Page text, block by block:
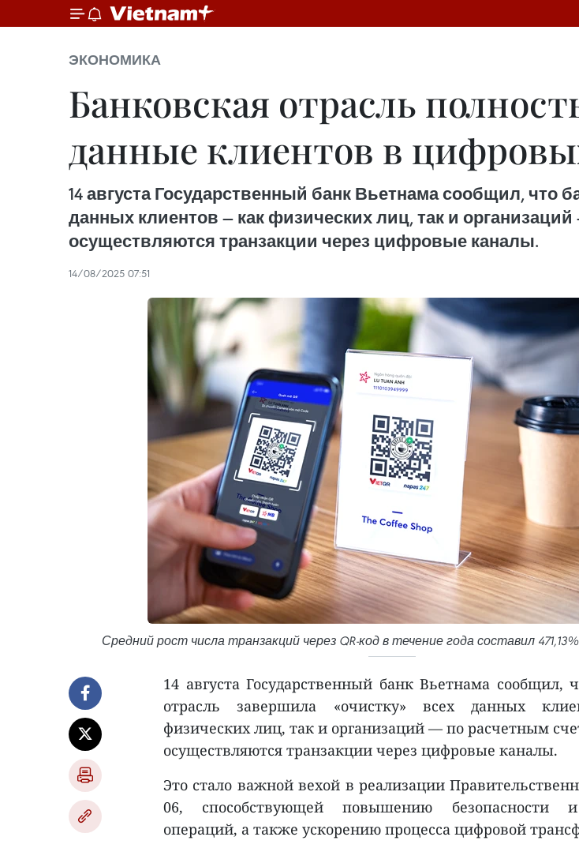
ЭКОНОМИКА
Банковская отрасль
данные клиентов в
14 августа Государственный банк Вьетнама сообщил, что
данных клиентов — как физических лиц, так и
осуществляются транзакции через цифровые каналы.
14/08/2025 07:51
Средний рост числа транзакций через QR-код в течение года составил
14 августа Государственный банк Вьетнама сообщил,
отрасль завершила «очистку» всех данных
физических лиц, так и организаций — по расчетным
осуществляются транзакции через цифровые каналы.
Это стало важной вехой в реализации
06, способствующей повышению безопасности
операций, а также ускорению процесса цифровой